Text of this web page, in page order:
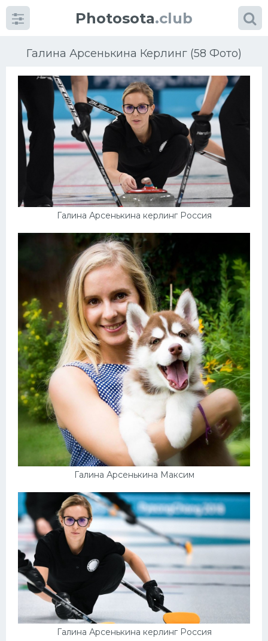
Photosota.club
Галина Арсенькина Керлинг (58 Фото)
Галина Арсенькина керлинг Россия
Галина Арсенькина Максим
Галина Арсенькина керлинг Россия
КатегорииФото
Еще картинки...
Футбол
Конькобежный спорт
Тренажеры
Интерьер квартиры